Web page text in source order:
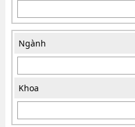
Ngành
Khoa